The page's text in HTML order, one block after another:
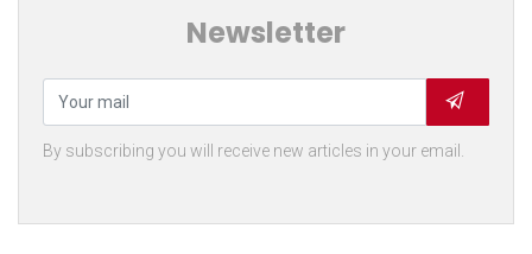
Newsletter
By subscribing you will receive new articles in your email.